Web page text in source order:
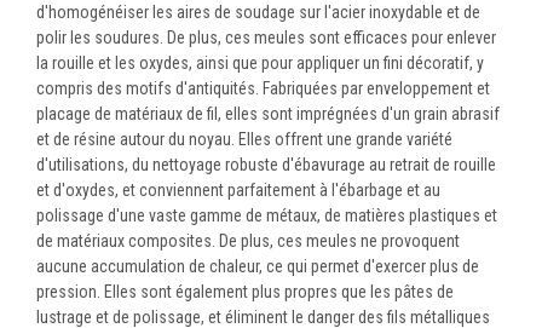
d'homogénéiser les aires de soudage sur l'acier inoxydable et de
polir les soudures. De plus, ces meules sont efficaces pour enlever
la rouille et les oxydes, ainsi que pour appliquer un fini décoratif, y
compris des motifs d'antiquités. Fabriquées par enveloppement et
placage de matériaux de fil, elles sont imprégnées d'un grain abrasif
et de résine autour du noyau. Elles offrent une grande variété
d'utilisations, du nettoyage robuste d'ébavurage au retrait de rouille
et d'oxydes, et conviennent parfaitement à l'ébarbage et au
polissage d'une vaste gamme de métaux, de matières plastiques et
de matériaux composites. De plus, ces meules ne provoquent
aucune accumulation de chaleur, ce qui permet d'exercer plus de
pression. Elles sont également plus propres que les pâtes de
lustrage et de polissage, et éliminent le danger des fils métalliques